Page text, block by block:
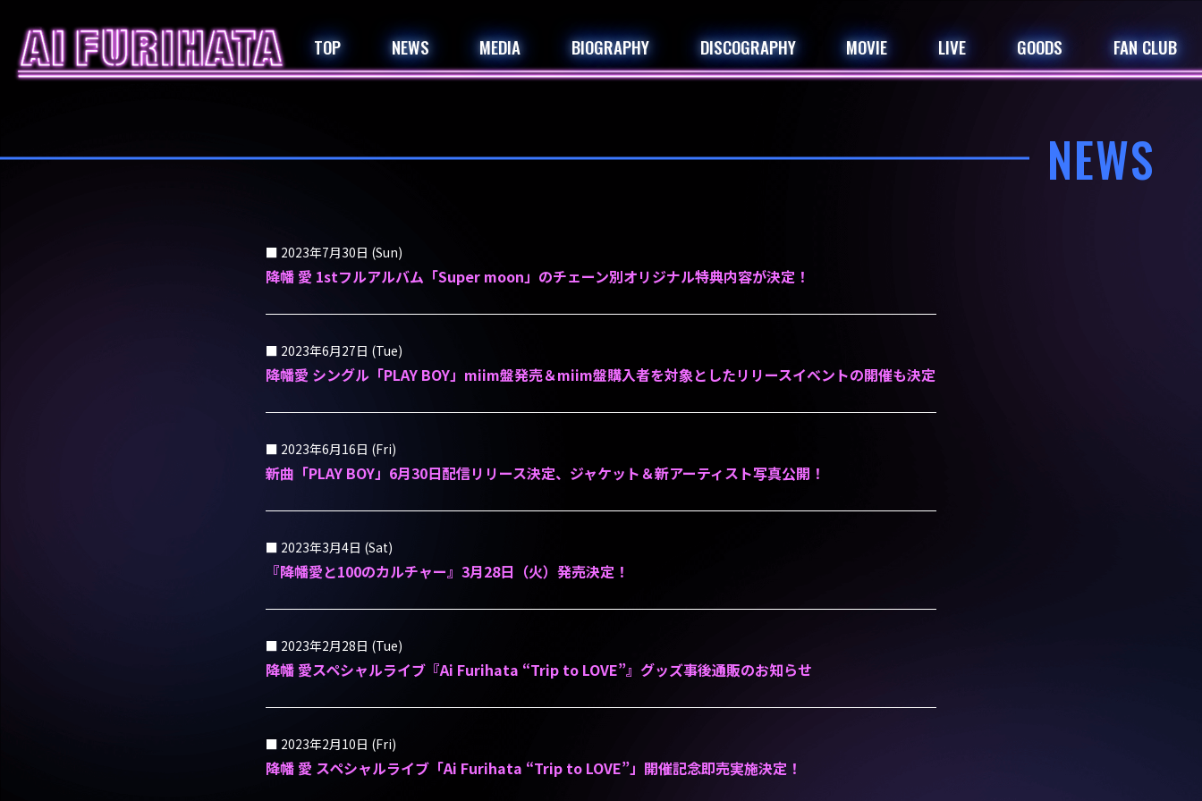
TOP NEWS MEDIA BIOGRAPHY DISCOGRAPHY MOVIE LIVE GOODS FAN CLUB
NEWS
2023年7月30日 (Sun)
降幡 愛 1stフルアルバム「Super moon」のチェーン別オリジナル特典内容が決定！
2023年6月27日 (Tue)
降幡愛 シングル「PLAY BOY」miim盤発売＆miim盤購入者を対象としたリリースイベントの開催も決定
2023年6月16日 (Fri)
新曲「PLAY BOY」6月30日配信リリース決定、ジャケット＆新アーティスト写真公開！
2023年3月4日 (Sat)
『降幡愛と100のカルチャー』3月28日（火）発売決定！
2023年2月28日 (Tue)
降幡 愛スペシャルライブ『Ai Furihata “Trip to LOVE”』グッズ事後通販のお知らせ
2023年2月10日 (Fri)
降幡 愛 スペシャルライブ「Ai Furihata “Trip to LOVE”」開催記念即売実施決定！